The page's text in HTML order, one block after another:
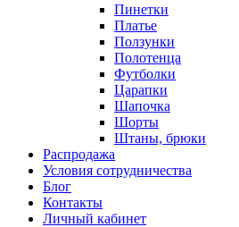
Пинетки
Платье
Ползунки
Полотенца
Футболки
Царапки
Шапочка
Шорты
Штаны, брюки
Распродажа
Условия сотрудничества
Блог
Контакты
Личный кабинет